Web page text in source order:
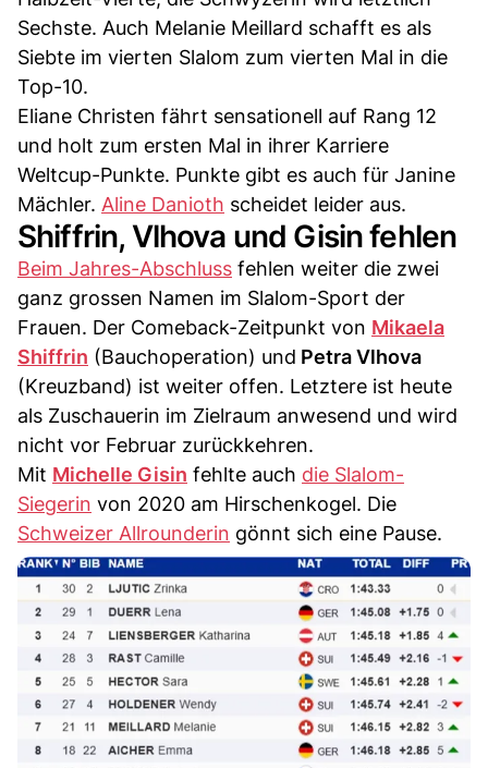
Sechste. Auch Melanie Meillard schafft es als
Siebte im vierten Slalom zum vierten Mal in die
Top-10.
Eliane Christen fährt sensationell auf Rang 12
und holt zum ersten Mal in ihrer Karriere
Weltcup-Punkte. Punkte gibt es auch für Janine
Mächler. Aline Danioth scheidet leider aus.
Shiffrin, Vlhova und Gisin fehlen
Beim Jahres-Abschluss fehlen weiter die zwei
ganz grossen Namen im Slalom-Sport der
Frauen. Der Comeback-Zeitpunkt von Mikaela
Shiffrin (Bauchoperation) und Petra Vlhova
(Kreuzband) ist weiter offen. Letztere ist heute
als Zuschauerin im Zielraum anwesend und wird
nicht vor Februar zurückkehren.
Mit Michelle Gisin fehlte auch die Slalom-
Siegerin von 2020 am Hirschenkogel. Die
Schweizer Allrounderin gönnt sich eine Pause.